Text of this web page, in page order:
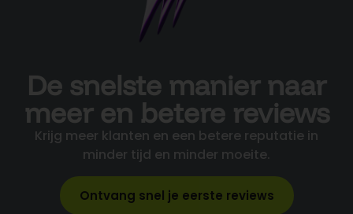
De snelste manier naar
meer en betere reviews
Krijg meer klanten en een betere reputatie in
minder tijd en minder moeite.
Ontvang snel je eerste reviews